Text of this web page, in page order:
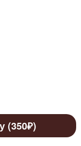
(350₽)